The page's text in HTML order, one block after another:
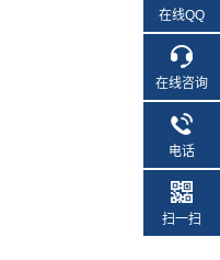
在线QQ
在线咨询
电话
扫一扫